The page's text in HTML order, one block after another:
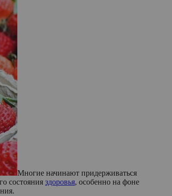
Многие начинают придерживаться
состояния здоровья, особенно на фоне